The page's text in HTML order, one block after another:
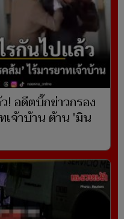
! อดีตบิ๊กข่าวกรอง
เจ้าบ้าน ต้าน 'มิน